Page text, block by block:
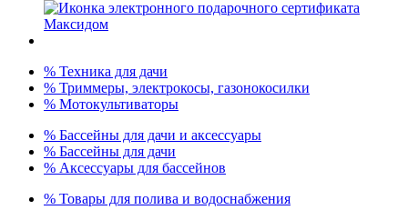
% Техника для дачи
% Триммеры, электрокосы, газонокосилки
% Мотокультиваторы
% Бассейны для дачи и аксессуары
% Бассейны для дачи
% Аксессуары для бассейнов
% Товары для полива и водоснабжения